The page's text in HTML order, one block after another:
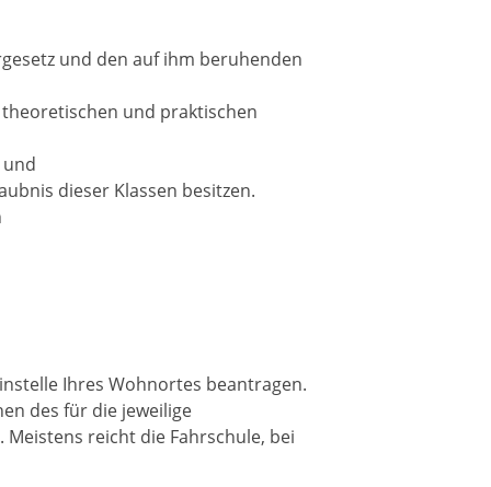
und den auf ihm beruhenden
und praktischen
dieser Klassen besitzen.
Ihres Wohnortes beantragen.
des für die jeweilige
reicht die Fahrschule, bei